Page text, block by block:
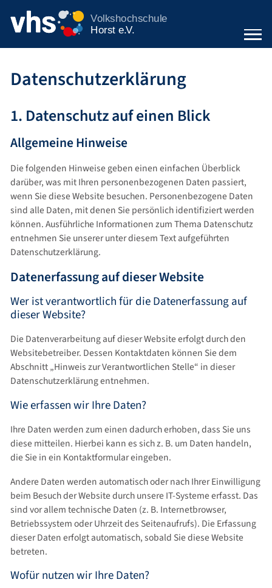
Datenschutzerklärung
1. Datenschutz auf einen Blick
Allgemeine Hinweise
Die folgenden Hinweise geben einen einfachen Überblick
darüber, was mit Ihren personenbezogenen Daten passiert,
wenn Sie diese Website besuchen. Personenbezogene Daten
sind alle Daten, mit denen Sie persönlich identifiziert werden
können. Ausführliche Informationen zum Thema Datenschutz
entnehmen Sie unserer unter diesem Text aufgeführten
Datenschutzerklärung.
Datenerfassung auf dieser Website
Wer ist verantwortlich für die Datenerfassung auf
dieser Website?
Die Datenverarbeitung auf dieser Website erfolgt durch den
Websitebetreiber. Dessen Kontaktdaten können Sie dem
Abschnitt „Hinweis zur Verantwortlichen Stelle“ in dieser
Datenschutzerklärung entnehmen.
Wie erfassen wir Ihre Daten?
Ihre Daten werden zum einen dadurch erhoben, dass Sie uns
diese mitteilen. Hierbei kann es sich z. B. um Daten handeln,
die Sie in ein Kontaktformular eingeben.
Andere Daten werden automatisch oder nach Ihrer Einwilligung
beim Besuch der Website durch unsere IT-Systeme erfasst. Das
sind vor allem technische Daten (z. B. Internetbrowser,
Betriebssystem oder Uhrzeit des Seitenaufrufs). Die Erfassung
dieser Daten erfolgt automatisch, sobald Sie diese Website
betreten.
Wofür nutzen wir Ihre Daten?